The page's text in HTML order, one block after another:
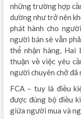
những trường hợp
dường như trở nên
phát hành cho
người bán sẽ vẫn
thể nhận hàng, Hai
thuận về việc yêu
người chuyên chở đã
FCA – tuy là điều
được đúng bộ điều
giữa người mua và